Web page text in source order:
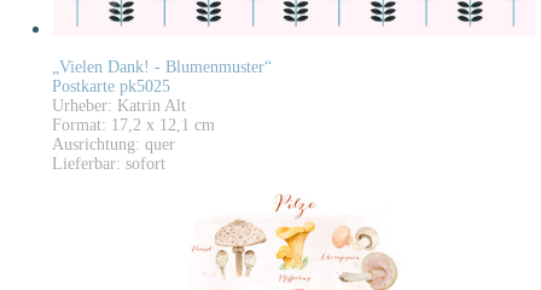
„Vielen Dank! - Blumenmuster“
Postkarte pk5025
Urheber: Katrin Alt
Format: 17,2 x 12,1 cm
Ausrichtung: quer
Lieferbar: sofort